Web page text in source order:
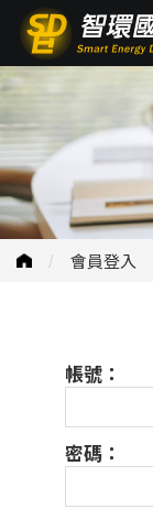
會員登入
帳號：
密碼：